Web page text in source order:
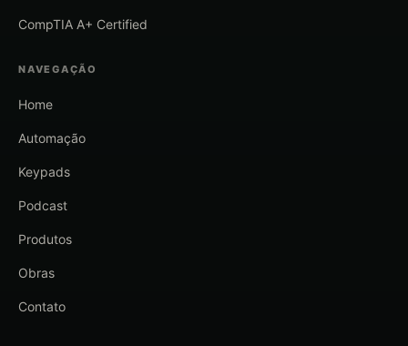
CompTIA A+ Certified
NAVEGAÇÃO
Home
Automação
Keypads
Podcast
Produtos
Obras
Contato